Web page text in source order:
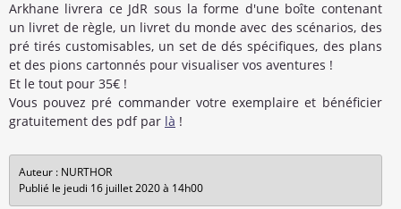
Arkhane livrera ce JdR sous la forme d'une boîte contenant
un livret de règle, un livret du monde avec des scénarios, des
pré tirés customisables, un set de dés spécifiques, des plans
et des pions cartonnés pour visualiser vos aventures !
Et le tout pour 35€ !
Vous pouvez pré commander votre exemplaire et bénéficier
gratuitement des pdf par là !
Auteur : NURTHOR
Publié le jeudi 16 juillet 2020 à 14h00